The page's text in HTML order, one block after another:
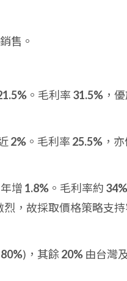
售。
。毛利率 31.5% ，
2% 。毛利率 25.5% ，
增 1.8% 。毛利率約 34%
，故採取價格策略支
80%)，其餘 20% 由台灣